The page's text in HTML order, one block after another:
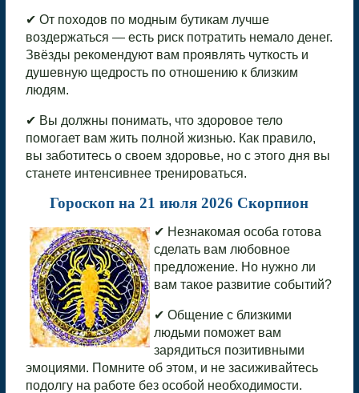
✔ От походов по модным бутикам лучше
воздержаться — есть риск потратить немало денег.
Звёзды рекомендуют вам проявлять чуткость и
душевную щедрость по отношению к близким
людям.
✔ Вы должны понимать, что здоровое тело
помогает вам жить полной жизнью. Как правило,
вы заботитесь о своем здоровье, но с этого дня вы
станете интенсивнее тренироваться.
Гороскоп на 21 июля 2026 Скорпион
✔ Незнакомая особа готова
сделать вам любовное
предложение. Но нужно ли
вам такое развитие событий?
✔ Общение с близкими
людьми поможет вам
зарядиться позитивными
эмоциями. Помните об этом, и не засиживайтесь
подолгу на работе без особой необходимости.